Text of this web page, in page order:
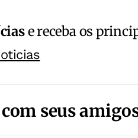
e receba os
seus